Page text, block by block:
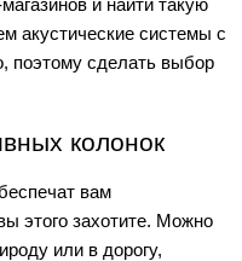
и найти такую
акустические системы с
поэтому сделать выбор
колонок
вам
этого захотите. Можно
или в дорогу,